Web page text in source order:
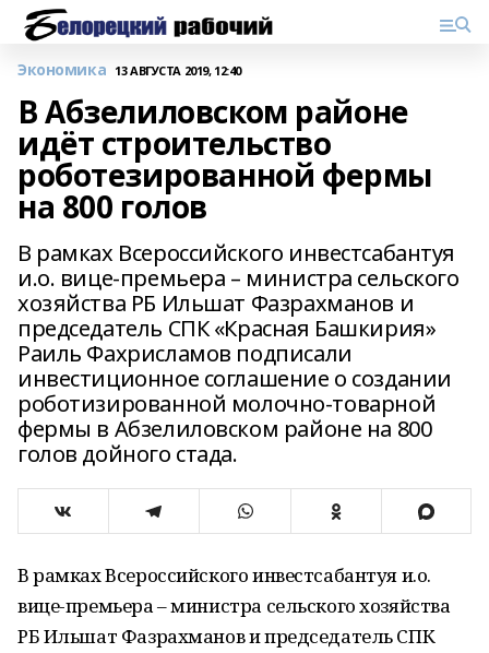
Экономика 13 АВГУСТА 2019, 12:40
В Абзелиловском районе
идёт строительство
роботезированной фермы
на 800 голов
В рамках Всероссийского инвестсабантуя
и.о. вице-премьера – министра сельского
хозяйства РБ Ильшат Фазрахманов и
председатель СПК «Красная Башкирия»
Раиль Фахрисламов подписали
инвестиционное соглашение о создании
роботизированной молочно-товарной
фермы в Абзелиловском районе на 800
голов дойного стада.
В рамках Всероссийского инвестсабантуя и.о.
вице-премьера – министра сельского хозяйства
РБ Ильшат Фазрахманов и председатель СПК